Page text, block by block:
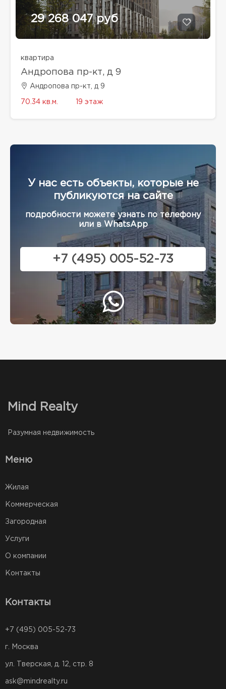
29 268 047 руб
квартира
Андропова пр-кт, д 9
Андропова пр-кт, д 9
70.34 кв.м. 19 этаж
У нас есть объекты, которые не
публикуются на сайте
подробности можете узнать по телефону
или в WhatsApp
+7 (495) 005-52-73
Mind Realty
Разумная недвижимость
Меню
Жилая
Коммерческая
Загородная
Услуги
О компании
Контакты
Контакты
+7 (495) 005-52-73
г. Москва
ул. Тверская, д. 12, стр. 8
ask@mindrealty.ru